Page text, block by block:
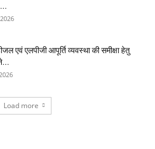
एवं एलपीजी आपूर्ति व्यवस्था की समीक्षा हेतु
Load more